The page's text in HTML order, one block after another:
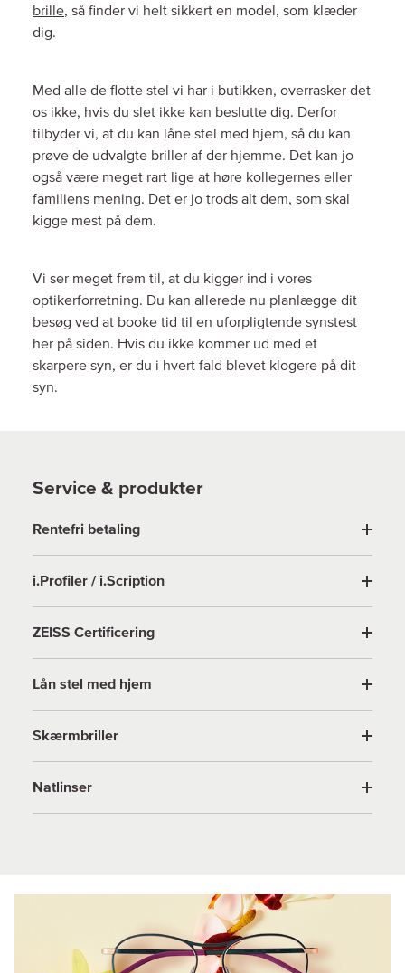
brille, så finder vi helt sikkert en model, som klæder
dig.
Med alle de flotte stel vi har i butikken, overrasker det
os ikke, hvis du slet ikke kan beslutte dig. Derfor
tilbyder vi, at du kan låne stel med hjem, så du kan
prøve de udvalgte briller af der hjemme. Det kan jo
også være meget rart lige at høre kollegernes eller
familiens mening. Det er jo trods alt dem, som skal
kigge mest på dem.
Vi ser meget frem til, at du kigger ind i vores
optikerforretning. Du kan allerede nu planlægge dit
besøg ved at booke tid til en uforpligtende synstest
her på siden. Hvis du ikke kommer ud med et
skarpere syn, er du i hvert fald blevet klogere på dit
syn.
Service & produkter
Rentefri betaling
i.Profiler / i.Scription
ZEISS Certificering
Lån stel med hjem
Skærmbriller
Natlinser